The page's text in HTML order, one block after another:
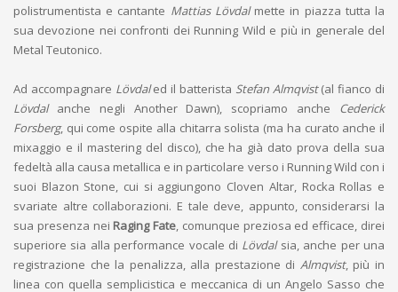
polistrumentista e cantante Mattias Lövdalmette in piazza tutta la
sua devozione nei confronti dei Running Wild e più in generale del
Metal Teutonico.
Ad accompagnare Lövdaled il batterista Stefan Almqvist(al fianco di
Lövdal anche negli Another Dawn), scopriamo anche Cederick
Forsberg, qui come ospite alla chitarra solista (ma ha curato anche il
mixaggio e il mastering del disco), che ha già dato prova della sua
fedeltà alla causa metallica e in particolare verso i Running Wild con i
suoi Blazon Stone, cui si aggiungono Cloven Altar, Rocka Rollas e
svariate altre collaborazioni. E tale deve, appunto, considerarsi la
sua presenza nei Raging Fate, comunque preziosa ed efficace, direi
superiore sia alla performance vocale di Lövdalsia, anche per una
registrazione che la penalizza, alla prestazione di Almqvist, più in
linea con quella semplicistica e meccanica di un Angelo Sasso che